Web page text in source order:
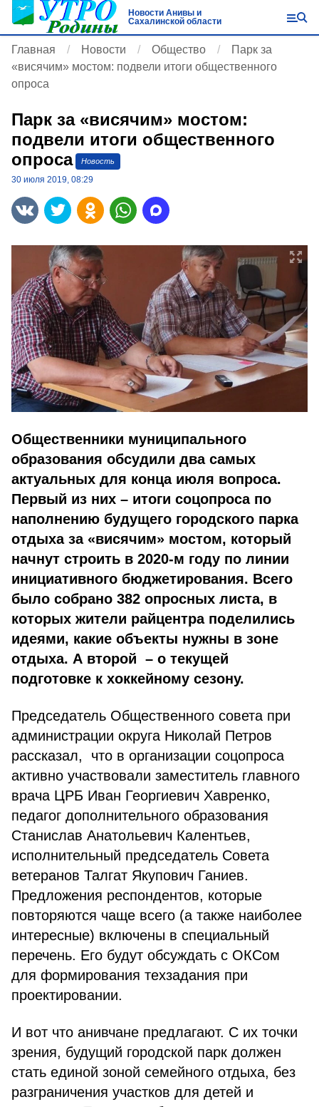
Новости Анивы и
Сахалинской области
Главная Новости Общество
Парк за
«висячим» мостом: подвели итоги общественного
опроса
Парк за «висячим» мостом:
подвели итоги общественного
опроса
Новость
30 июля 2019, 08:29
Общественники муниципального
образования обсудили два самых
актуальных для конца июля вопроса.
Первый из них – итоги соцопроса по
наполнению будущего городского парка
отдыха за «висячим» мостом, который
начнут строить в 2020-м году по линии
инициативного бюджетирования. Всего
было собрано 382 опросных листа, в
которых жители райцентра поделились
идеями, какие объекты нужны в зоне
отдыха. А второй – о текущей
подготовке к хоккейному сезону.
Председатель Общественного совета при
администрации округа Николай Петров
рассказал, что в организации соцопроса
активно участвовали заместитель главного
врача ЦРБ Иван Георгиевич Хавренко,
педагог дополнительного образования
Станислав Анатольевич Калентьев,
исполнительный председатель Совета
ветеранов Талгат Якупович Ганиев.
Предложения респондентов, которые
повторяются чаще всего (а также наиболее
интересные) включены в специальный
перечень. Его будут обсуждать с ОКСом
для формирования техзадания при
проектировании.
И вот что анивчане предлагают. С их точки
зрения, будущий городской парк должен
стать единой зоной семейного отдыха, без
разграничения участков для детей и